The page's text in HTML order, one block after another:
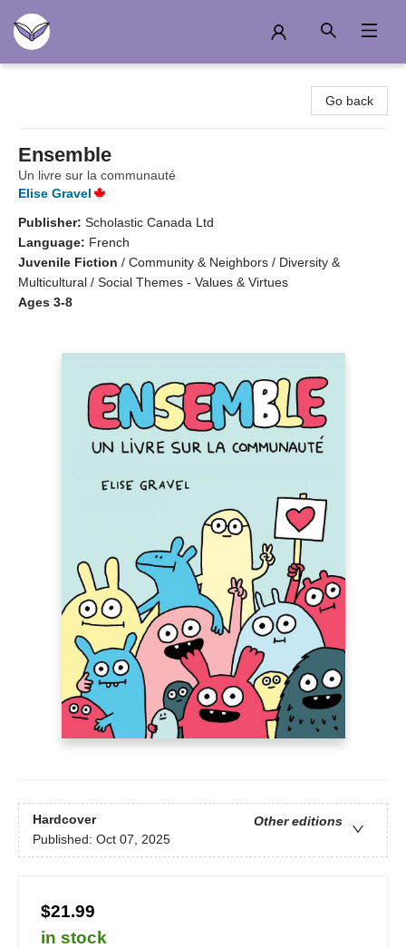
Go back
Ensemble
Un livre sur la communauté
Elise Gravel
Publisher: Scholastic Canada Ltd
Language: French
Juvenile Fiction / Community & Neighbors / Diversity &
Multicultural / Social Themes - Values & Virtues
Ages 3-8
Hardcover
Other editions
Published: Oct 07, 2025
$21.99
in stock